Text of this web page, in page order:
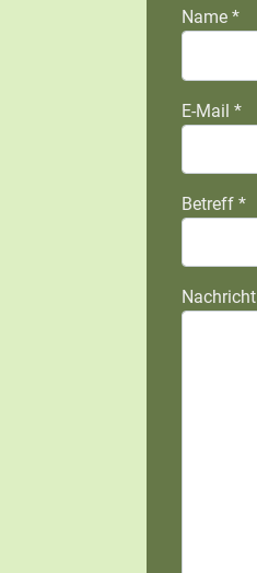
Name *
E-Mail *
Betreff *
Nachricht